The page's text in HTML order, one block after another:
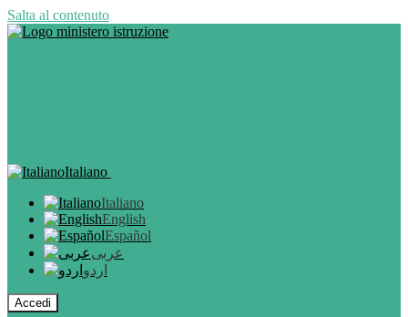
Salta al contenuto
Italiano
Italiano
English
Español
عربى
اردو
Accedi